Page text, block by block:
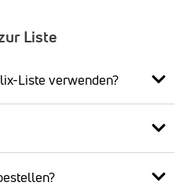
Liste
Liste verwenden?